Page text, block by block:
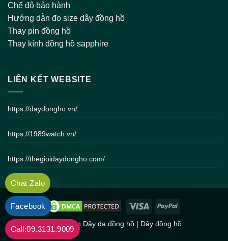
Chế độ bảo hành
Hướng dẫn đo size dây đồng hồ
Thay pin đồng hồ
Thay kính đồng hồ sapphire
LIÊN KẾT WEBSITE
https://daydongho.vn/
https://1989watch.vn/
https://thegioidaydongho.com/
Bản quyền Dây da đồng hồ | Dây đồng hồ
Chat Zalo
Facebook
Call:09.3131.9009